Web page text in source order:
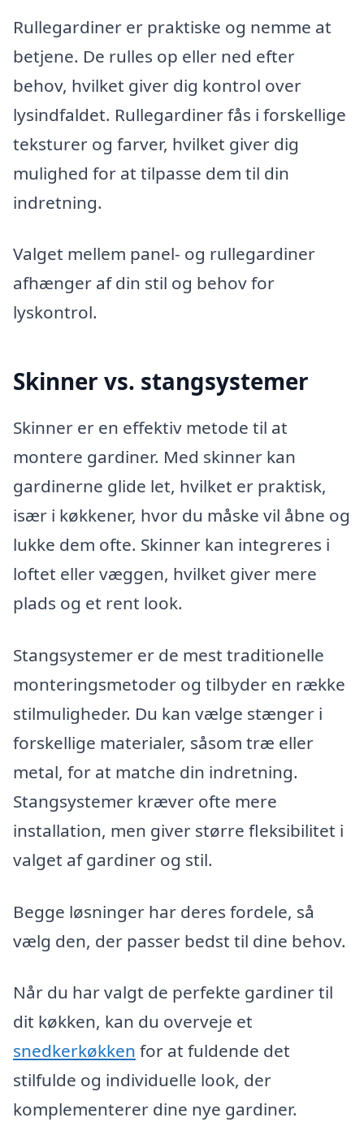
Rullegardiner er praktiske og nemme at
betjene. De rulles op eller ned efter
behov, hvilket giver dig kontrol over
lysindfaldet. Rullegardiner fås i forskellige
teksturer og farver, hvilket giver dig
mulighed for at tilpasse dem til din
indretning.
Valget mellem panel- og rullegardiner
afhænger af din stil og behov for
lyskontrol.
Skinner vs. stangsystemer
Skinner er en effektiv metode til at
montere gardiner. Med skinner kan
gardinerne glide let, hvilket er praktisk,
især i køkkener, hvor du måske vil åbne og
lukke dem ofte. Skinner kan integreres i
loftet eller væggen, hvilket giver mere
plads og et rent look.
Stangsystemer er de mest traditionelle
monteringsmetoder og tilbyder en række
stilmuligheder. Du kan vælge stænger i
forskellige materialer, såsom træ eller
metal, for at matche din indretning.
Stangsystemer kræver ofte mere
installation, men giver større fleksibilitet i
valget af gardiner og stil.
Begge løsninger har deres fordele, så
vælg den, der passer bedst til dine behov.
Når du har valgt de perfekte gardiner til
dit køkken, kan du overveje et
snedkerkøkken for at fuldende det
stilfulde og individuelle look, der
komplementerer dine nye gardiner.